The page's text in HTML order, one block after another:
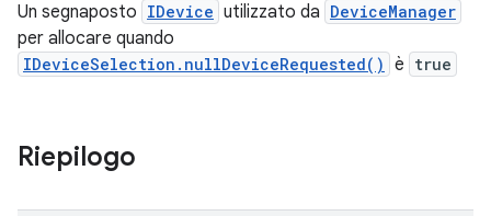
Un segnaposto IDevice utilizzato da DeviceManager
per allocare quando
IDeviceSelection.nullDeviceRequested() è true
Riepilogo